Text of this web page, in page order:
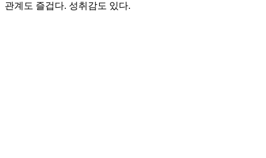
관계도 즐겁다. 성취감도 있다.